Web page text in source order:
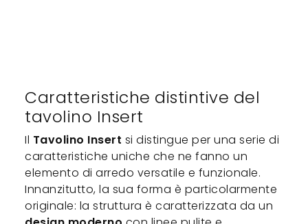
Caratteristiche distintive del
tavolino Insert
Il Tavolino Insert si distingue per una serie di
caratteristiche uniche che ne fanno un
elemento di arredo versatile e funzionale.
Innanzitutto, la sua forma è particolarmente
originale: la struttura è caratterizzata da un